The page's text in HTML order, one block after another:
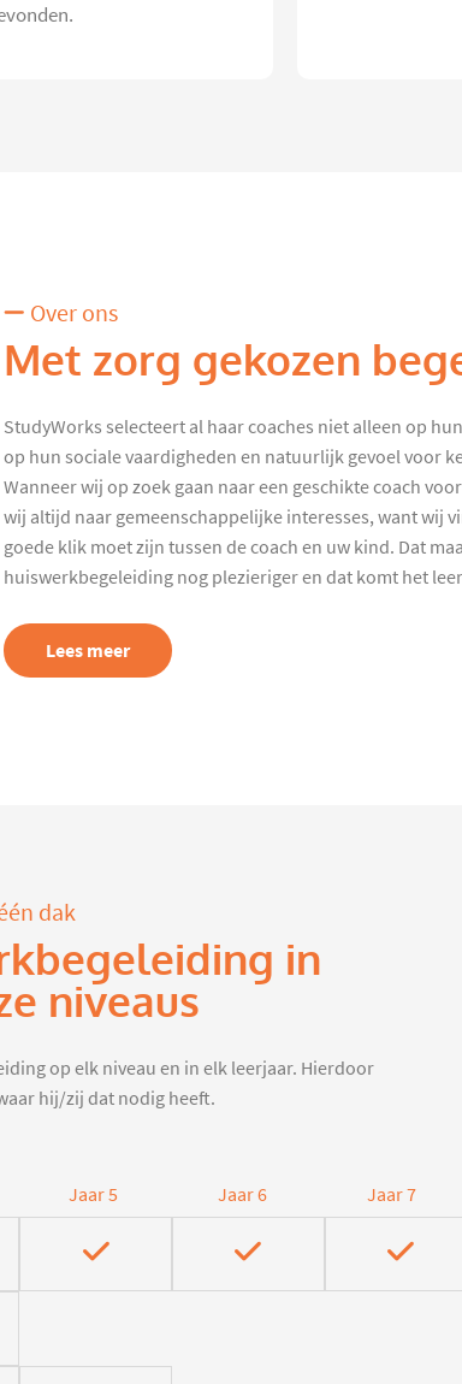
Over ons
Met zorg gekozen
StudyWorks selecteert al haar coaches niet alleen op
op hun sociale vaardigheden en natuurlijk gevoel voor
Wanneer wij op zoek gaan naar een geschikte coach
wij altijd naar gemeenschappelijke interesses, want wij
goede klik moet zijn tussen de coach en uw kind. Dat
huiswerkbegeleiding nog plezieriger en dat komt het
Lees meer
dak
in
niveaus
op elk niveau en in elk leerjaar. Hierdoor
hij/zij dat nodig heeft.
Jaar 5 Jaar 6 Jaar 7